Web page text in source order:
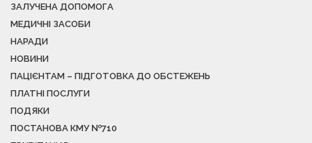
ЗАЛУЧЕНА ДОПОМОГА
МЕДИЧНІ ЗАСОБИ
НАРАДИ
НОВИНИ
ПАЦІЄНТАМ – ПІДГОТОВКА ДО ОБСТЕЖЕНЬ
ПЛАТНІ ПОСЛУГИ
ПОДЯКИ
ПОСТАНОВА КМУ №710